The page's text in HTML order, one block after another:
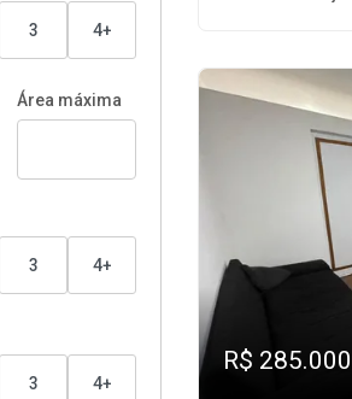
3 4+
Área máxima
3 4+
3 4+
R$ 285.000